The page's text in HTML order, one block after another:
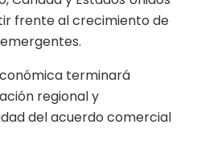
frente al crecimiento de
terminará
regional y
del acuerdo comercial